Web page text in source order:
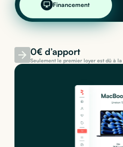
Financement
0€ d’apport
Seulement le premier loyer est dû à